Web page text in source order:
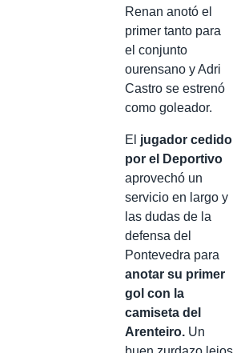
Renan anotó el
primer tanto para
el conjunto
ourensano y Adri
Castro se estrenó
como goleador.
El jugador cedido
por el Deportivo
aprovechó un
servicio en largo y
las dudas de la
defensa del
Pontevedra para
anotar su primer
gol con la
camiseta del
Arenteiro. Un